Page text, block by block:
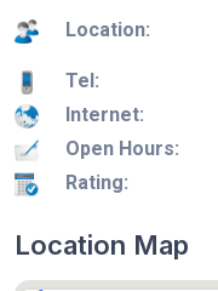
Location:
Tel:
Internet:
Open Hours:
Rating:
Location Map